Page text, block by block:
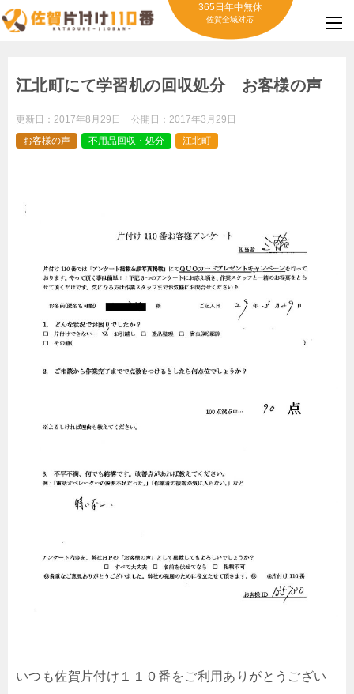
365日年中無休
佐賀全域対応
江北町にて学習机の回収処分 お客様の声
更新日： 2017年8月29日 公開日： 2017年3月29日
お客様の声
不用品回収・処分 江北町
いつも佐賀片付け１１０番をご利用ありがとうござい